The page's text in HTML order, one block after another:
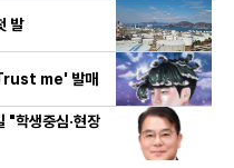
발
me' 발매
"학생중심·현장